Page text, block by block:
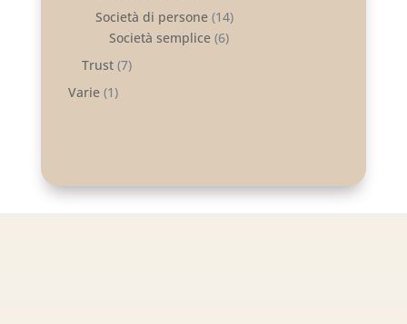
Società di persone(14)
Società semplice(6)
Trust(7)
Varie(1)